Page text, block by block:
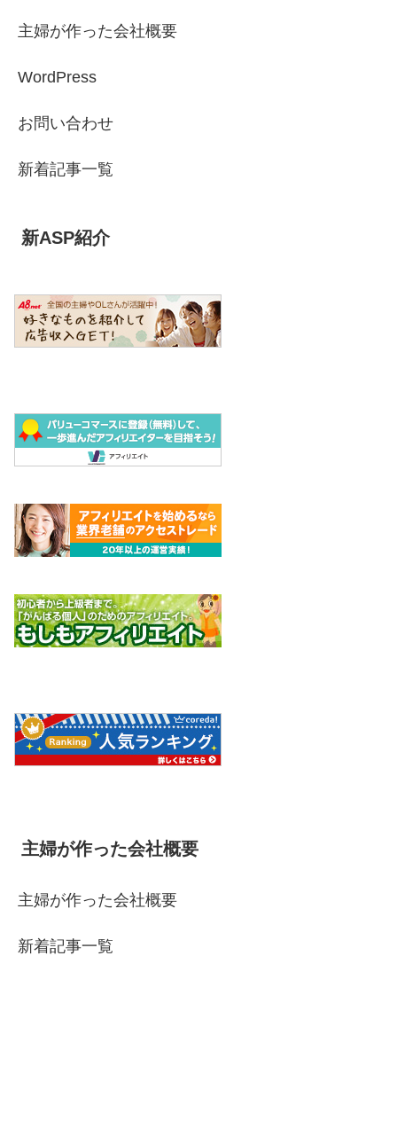
主婦が作った会社概要
WordPress
お問い合わせ
新着記事一覧
新ASP紹介
主婦が作った会社概要
主婦が作った会社概要
新着記事一覧